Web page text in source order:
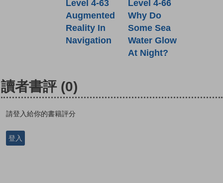
Level 4-63
Augmented
Reality In
Navigation
Level 4-66
Why Do
Some Sea
Water Glow
At Night?
讀者書評 (0)
請登入給你的書籍評分
登入